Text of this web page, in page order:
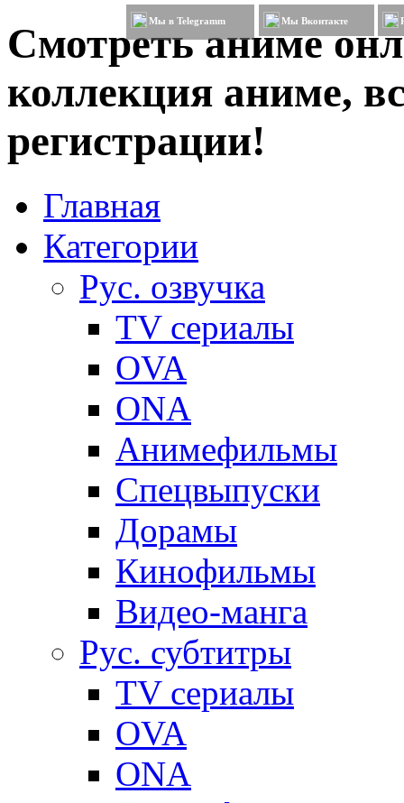
Смотреть аниме
коллекция аниме,
регистрации!
Мы в Telegramm Мы Вконтакте
Главная
Категории
Рус. озвучка
TV сериалы
OVA
ONA
Анимефильмы
Спецвыпуски
Дорамы
Кинофильмы
Видео-манга
Рус. субтитры
TV сериалы
OVA
ONA